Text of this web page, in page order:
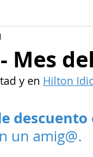
Mes
y en Hilton
descuento
un amig@.